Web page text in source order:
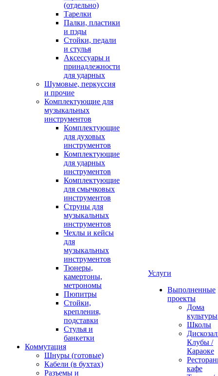
(отдельно)
Тарелки
Палки, пластики
и пэды
Стойки, педали
и стулья
Аксессуары и
принадлежности
для ударных
Шумовые, перкуссия
и прочие
Комплектующие для
музыкальных
инструментов
Комплектующие
для духовых
инструментов
Комплектующие
для ударных
инструментов
Комплектующие
для смычковых
инструментов
Струны для
музыкальных
инструментов
Чехлы и кейсы
для
музыкальных
инструментов
Тюнеры,
камертоны,
метрономы
Пюпитры
Стойки,
крепления,
подставки
Стулья и
банкетки
Коммутация
Шнуры (готовые)
Кабели (в бухтах)
Разъемы и
Услуги
Выполненные
проекты
Дома
культуры
Школы
Клубы /
Караоке
кафе